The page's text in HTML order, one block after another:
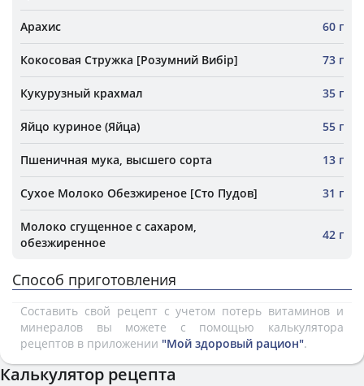
Арахис 60 г
Кокосовая Стружка [Розумний Вибір] 73 г
Кукурузный крахмал 35 г
Яйцо куриное (Яйца) 55 г
Пшеничная мука, высшего сорта 13 г
Сухое Молоко Обезжиреное [Сто Пудов] 31 г
Молоко сгущенное с сахаром,
обезжиренное
42 г
Способ приготовления
Составить свой рецепт с учетом потерь витаминов и
минералов вы можете с помощью калькулятора
рецептов в приложении "Мой здоровый рацион".
Калькулятор рецепта